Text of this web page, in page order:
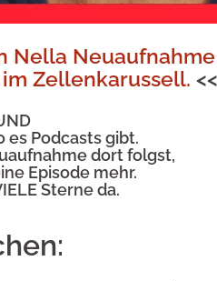
Nella
Zellenkarussell.
es Podcasts gibt.
dort folgst,
Episode mehr.
Sterne da.